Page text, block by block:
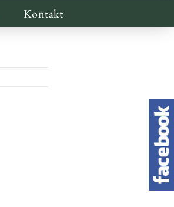
Kontakt